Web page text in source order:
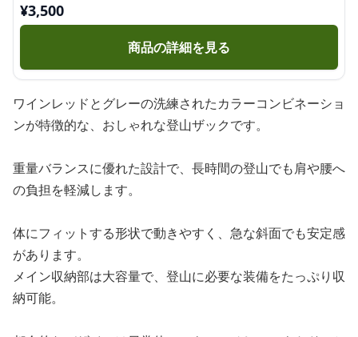
¥3,500
商品の詳細を見る
ワインレッドとグレーの洗練されたカラーコンビネーショ
ンが特徴的な、おしゃれな登山ザックです。
重量バランスに優れた設計で、長時間の登山でも肩や腰へ
の負担を軽減します。
体にフィットする形状で動きやすく、急な斜面でも安定感
があります。
メイン収納部は大容量で、登山に必要な装備をたっぷり収
納可能。